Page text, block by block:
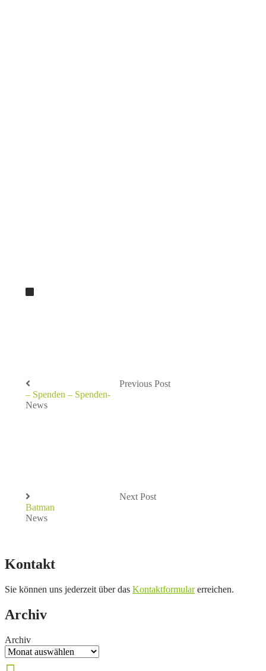
Previous Post
– Spenden – Spenden-
News
Next Post
Batman
News
Kontakt
Sie können uns jederzeit über das Kontaktformularerreichen.
Archiv
Archiv